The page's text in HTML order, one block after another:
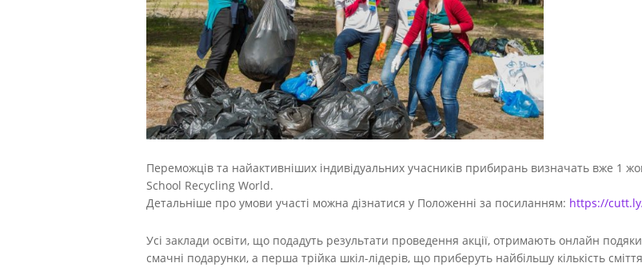
Переможців та найактивніших індивідуальних учасників прибирань визначать вже 1
School Recycling World.
Детальніше про умови участі можна дізнатися у Положенні за посиланням: https://
Усі заклади освіти, що подадуть результати проведення акції, отримають онлайн
смачні подарунки, а перша трійка шкіл-лідерів, що приберуть найбільшу кількість